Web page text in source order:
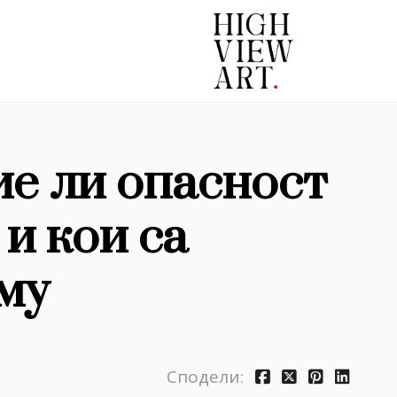
ли опасност
кои са
Сподели: